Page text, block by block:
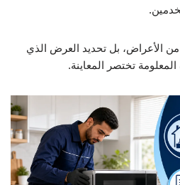
الأعراض، بل تحديد العرض الذي
تختصر المعاينة.